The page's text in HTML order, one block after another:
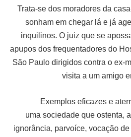
Trata-se dos moradores da
sonham em chegar lá e já
inquilinos. O juiz que se
apupos dos frequentadores do
São Paulo dirigidos contra o ex-
visita a um amigo
Exemplos eficazes e
uma sociedade que ostenta,
ignorância, parvoíce, vocação